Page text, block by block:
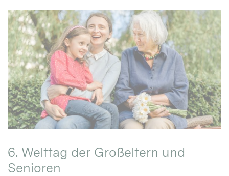
6. Welttag der Großeltern und
Senioren